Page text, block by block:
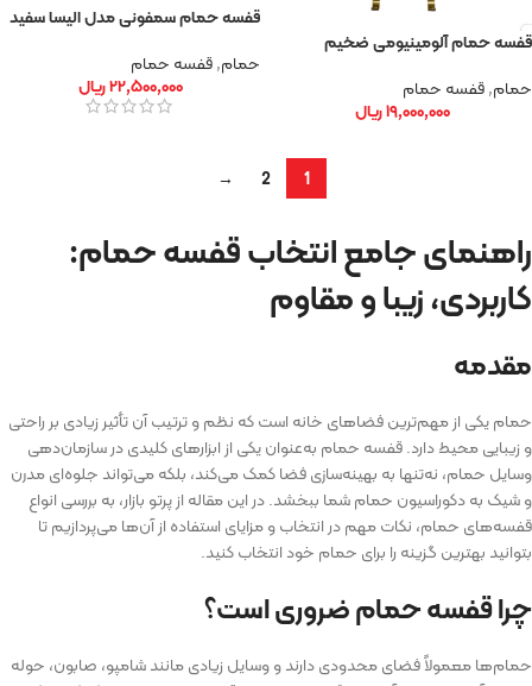
قفسه حمام آلومینیومی ضخیم
حمام,قفسه حمام
۱۹,۰۰۰,۰۰۰ریال
قفسه حمام سمفونی مدل الیسا سفید
حمام,قفسه حمام
۲۲,۵۰۰,۰۰۰ریال
1
2
→
راهنمای جامع انتخاب قفسه حمام:
کاربردی، زیبا و مقاوم
مقدمه
حمام یکی از مهم‌ترین فضاهای خانه است که نظم و ترتیب آن تأثیر زیادی بر راحتی
و زیبایی محیط دارد. قفسه حمام به‌عنوان یکی از ابزارهای کلیدی در سازمان‌دهی
وسایل حمام، نه‌تنها به بهینه‌سازی فضا کمک می‌کند، بلکه می‌تواند جلوه‌ای مدرن
و شیک به دکوراسیون حمام شما ببخشد. در این مقاله از پرتو بازار، به بررسی انواع
قفسه‌های حمام، نکات مهم در انتخاب و مزایای استفاده از آن‌ها می‌پردازیم تا
بتوانید بهترین گزینه را برای حمام خود انتخاب کنید.
چرا قفسه حمام ضروری است؟
حمام‌ها معمولاً فضای محدودی دارند و وسایل زیادی مانند شامپو، صابون، حوله